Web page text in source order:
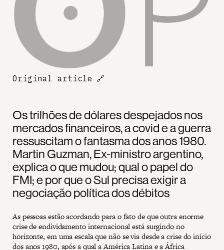
Os trilhões de dólares despejados nos
mercados financeiros, a covid e a guerra
ressuscitam o fantasma dos anos 1980.
Martin Guzman, Ex-ministro argentino,
explica o que mudou; qual o papel do
FMI; e por que o Sul precisa exigir a
negociação política dos débitos
As pessoas estão acordando para o fato de que outra enorme
crise de endividamento internacional está surgindo no
horizonte, em uma escala que não se via desde a crise do início
dos anos 1980, após a qual a América Latina e a África
Original article 🔗